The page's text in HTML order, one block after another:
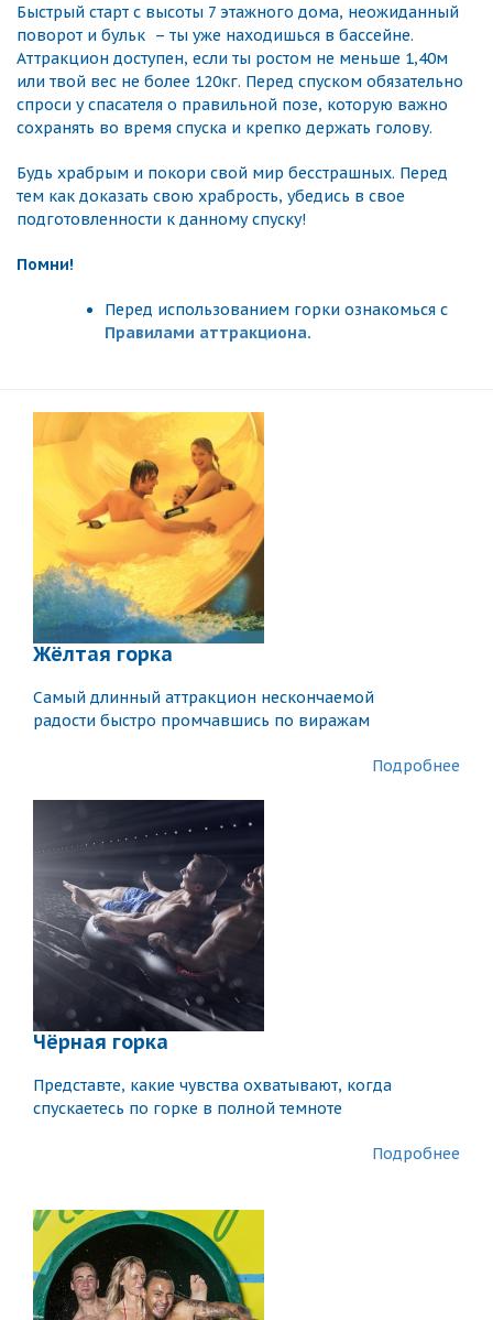
Быстрый старт с высоты 7 этажного дома, неожиданный
поворот и бульк – ты уже находишься в бассейне.
Аттракцион доступен, если ты ростом не меньше 1,40м
или твой вес не более 120кг. Перед спуском обязательно
спроси у спасателя о правильной позе, которую важно
сохранять во время спуска и крепко держать голову.
Будь храбрым и покори свой мир бесстрашных. Перед
тем как доказать свою храбрость, убедись в свое
подготовленности к данному спуску!
Помни!
Перед использованием горки ознакомься с
Правилами аттракциона.
Жёлтая горка
Самый длинный аттракцион нескончаемой
радости быстро промчавшись по виражам
Подробнее
Чёрная горка
Представте, какие чувства охватывают, когда
спускаетесь по горке в полной темноте
Подробнее